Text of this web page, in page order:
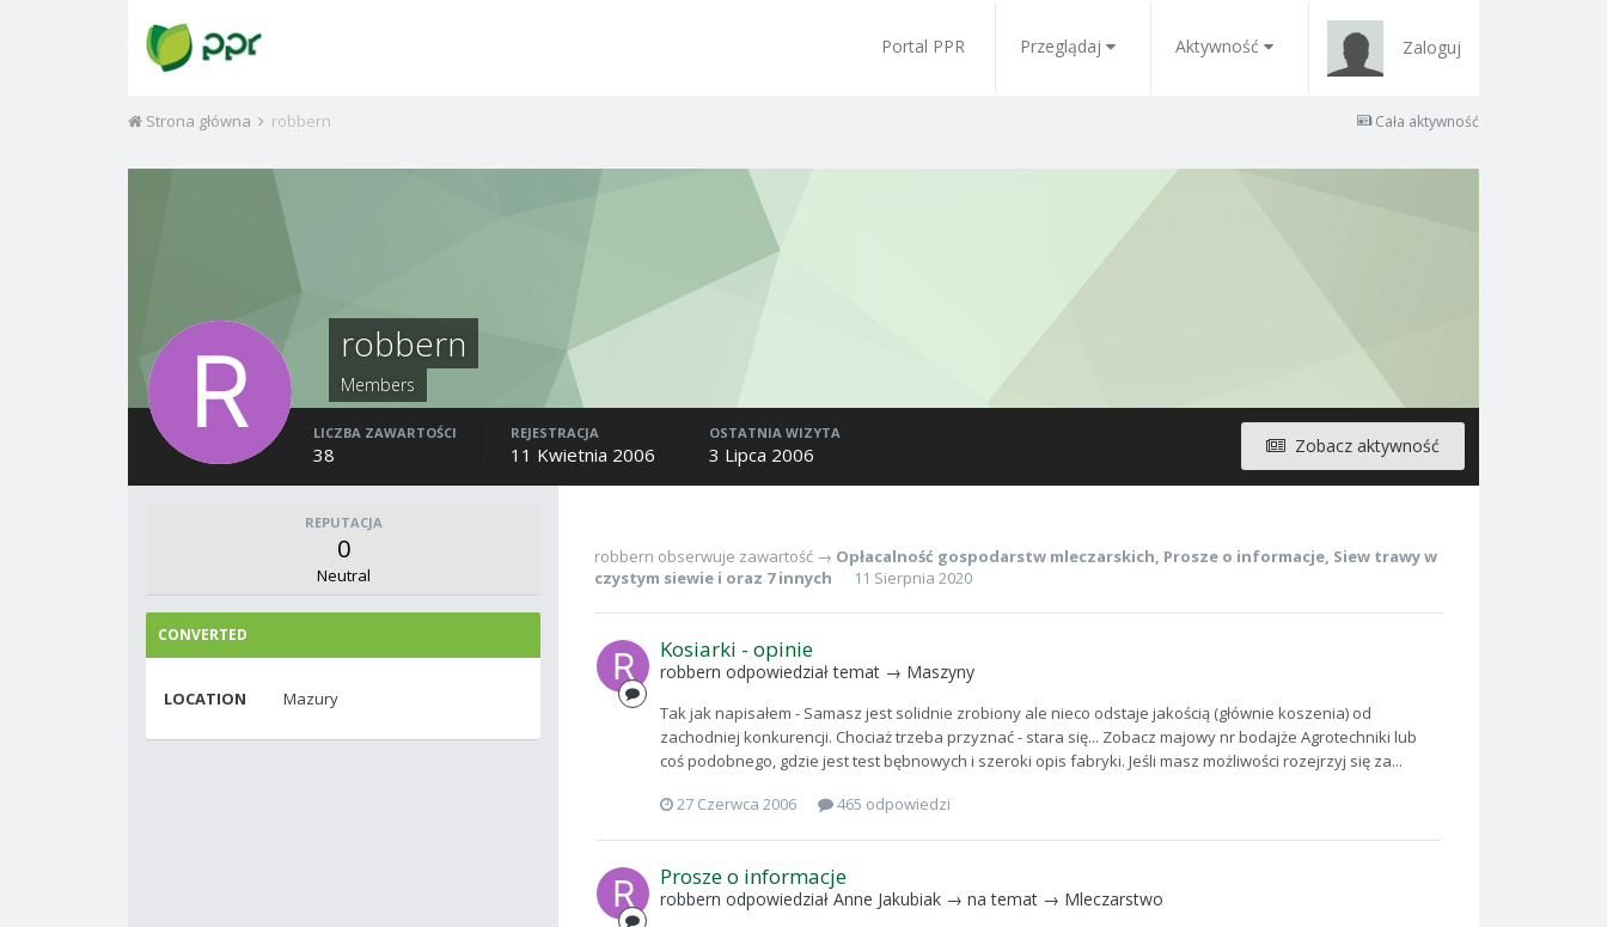
Portal PPR Przeglądaj Aktywność Zaloguj
Cała aktywność
Strona główna robbern
robbern
Members
Zobacz aktywność
LICZBA ZAWARTOŚCI
38
REJESTRACJA
11 Kwietnia 2006
OSTATNIA WIZYTA
3 Lipca 2006
REPUTACJA
0
Neutral
CONVERTED
LOCATION Mazury
robbern obserwuje zawartość → Opłacalność gospodarstw mleczarskich, Prosze o informacje, Siew trawy w
czystym siewie i oraz 7 innych 11 Sierpnia 2020
Kosiarki - opinie
robbern odpowiedział temat → Maszyny
Tak jak napisałem - Samasz jest solidnie zrobiony ale nieco odstaje jakością (głównie koszenia) od
zachodniej konkurencji. Chociaż trzeba przyznać - stara się... Zobacz majowy nr bodajże Agrotechniki lub
coś podobnego, gdzie jest test bębnowych i szeroki opis fabryki. Jeśli masz możliwości rozejrzyj się za...
27 Czerwca 2006
465 odpowiedzi
Prosze o informacje
robbern odpowiedział Anne Jakubiak → na temat → Mleczarstwo